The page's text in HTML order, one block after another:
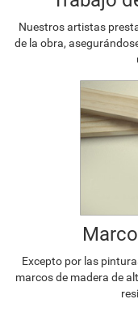
Nuestros artistas
de la obra,
Excepto por las
marcos de madera de